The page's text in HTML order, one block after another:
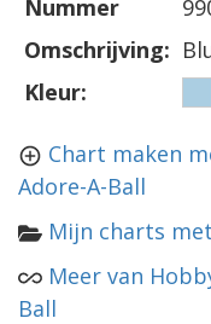
Nummer
Omschrijving:
Kleur:
Chart maken
Adore-A-Ball
Mijn charts
Meer van
Ball